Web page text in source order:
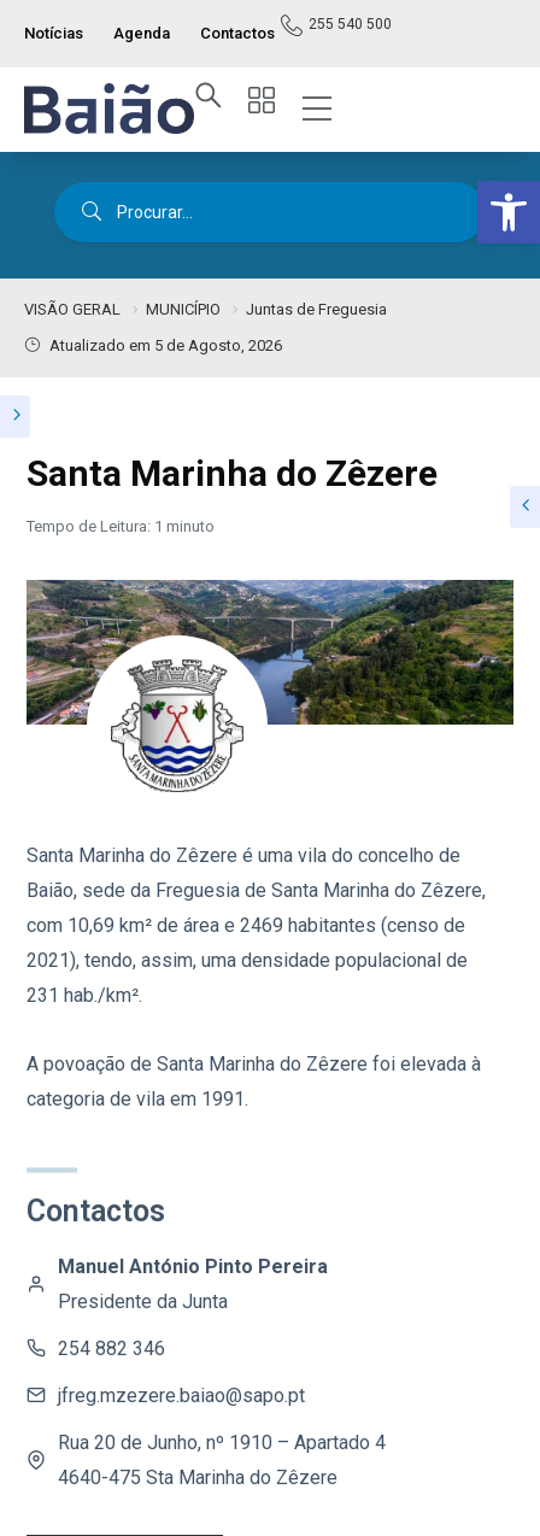
Notícias Agenda Contactos 255 540 500
VISÃO GERAL MUNICÍPIO
Juntas de Freguesia
Atualizado em 5 de Agosto, 2026
Santa Marinha do Zêzere
Tempo de Leitura: 1 minuto
Santa Marinha do Zêzere é uma vila do concelho de
Baião, sede da Freguesia de Santa Marinha do Zêzere,
com 10,69 km² de área e 2469 habitantes (censo de
2021), tendo, assim, uma densidade populacional de
231 hab./km².
A povoação de Santa Marinha do Zêzere foi elevada à
categoria de vila em 1991.
Contactos
Manuel António Pinto Pereira
Presidente da Junta
254 882 346
jfreg.mzezere.baiao@sapo.pt
Rua 20 de Junho, nº 1910 – Apartado 4
4640-475 Sta Marinha do Zêzere